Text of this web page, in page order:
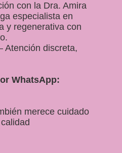
con la Dra. Amira
especialista en
y regenerativa con
Atención discreta,
WhatsApp:
merece cuidado